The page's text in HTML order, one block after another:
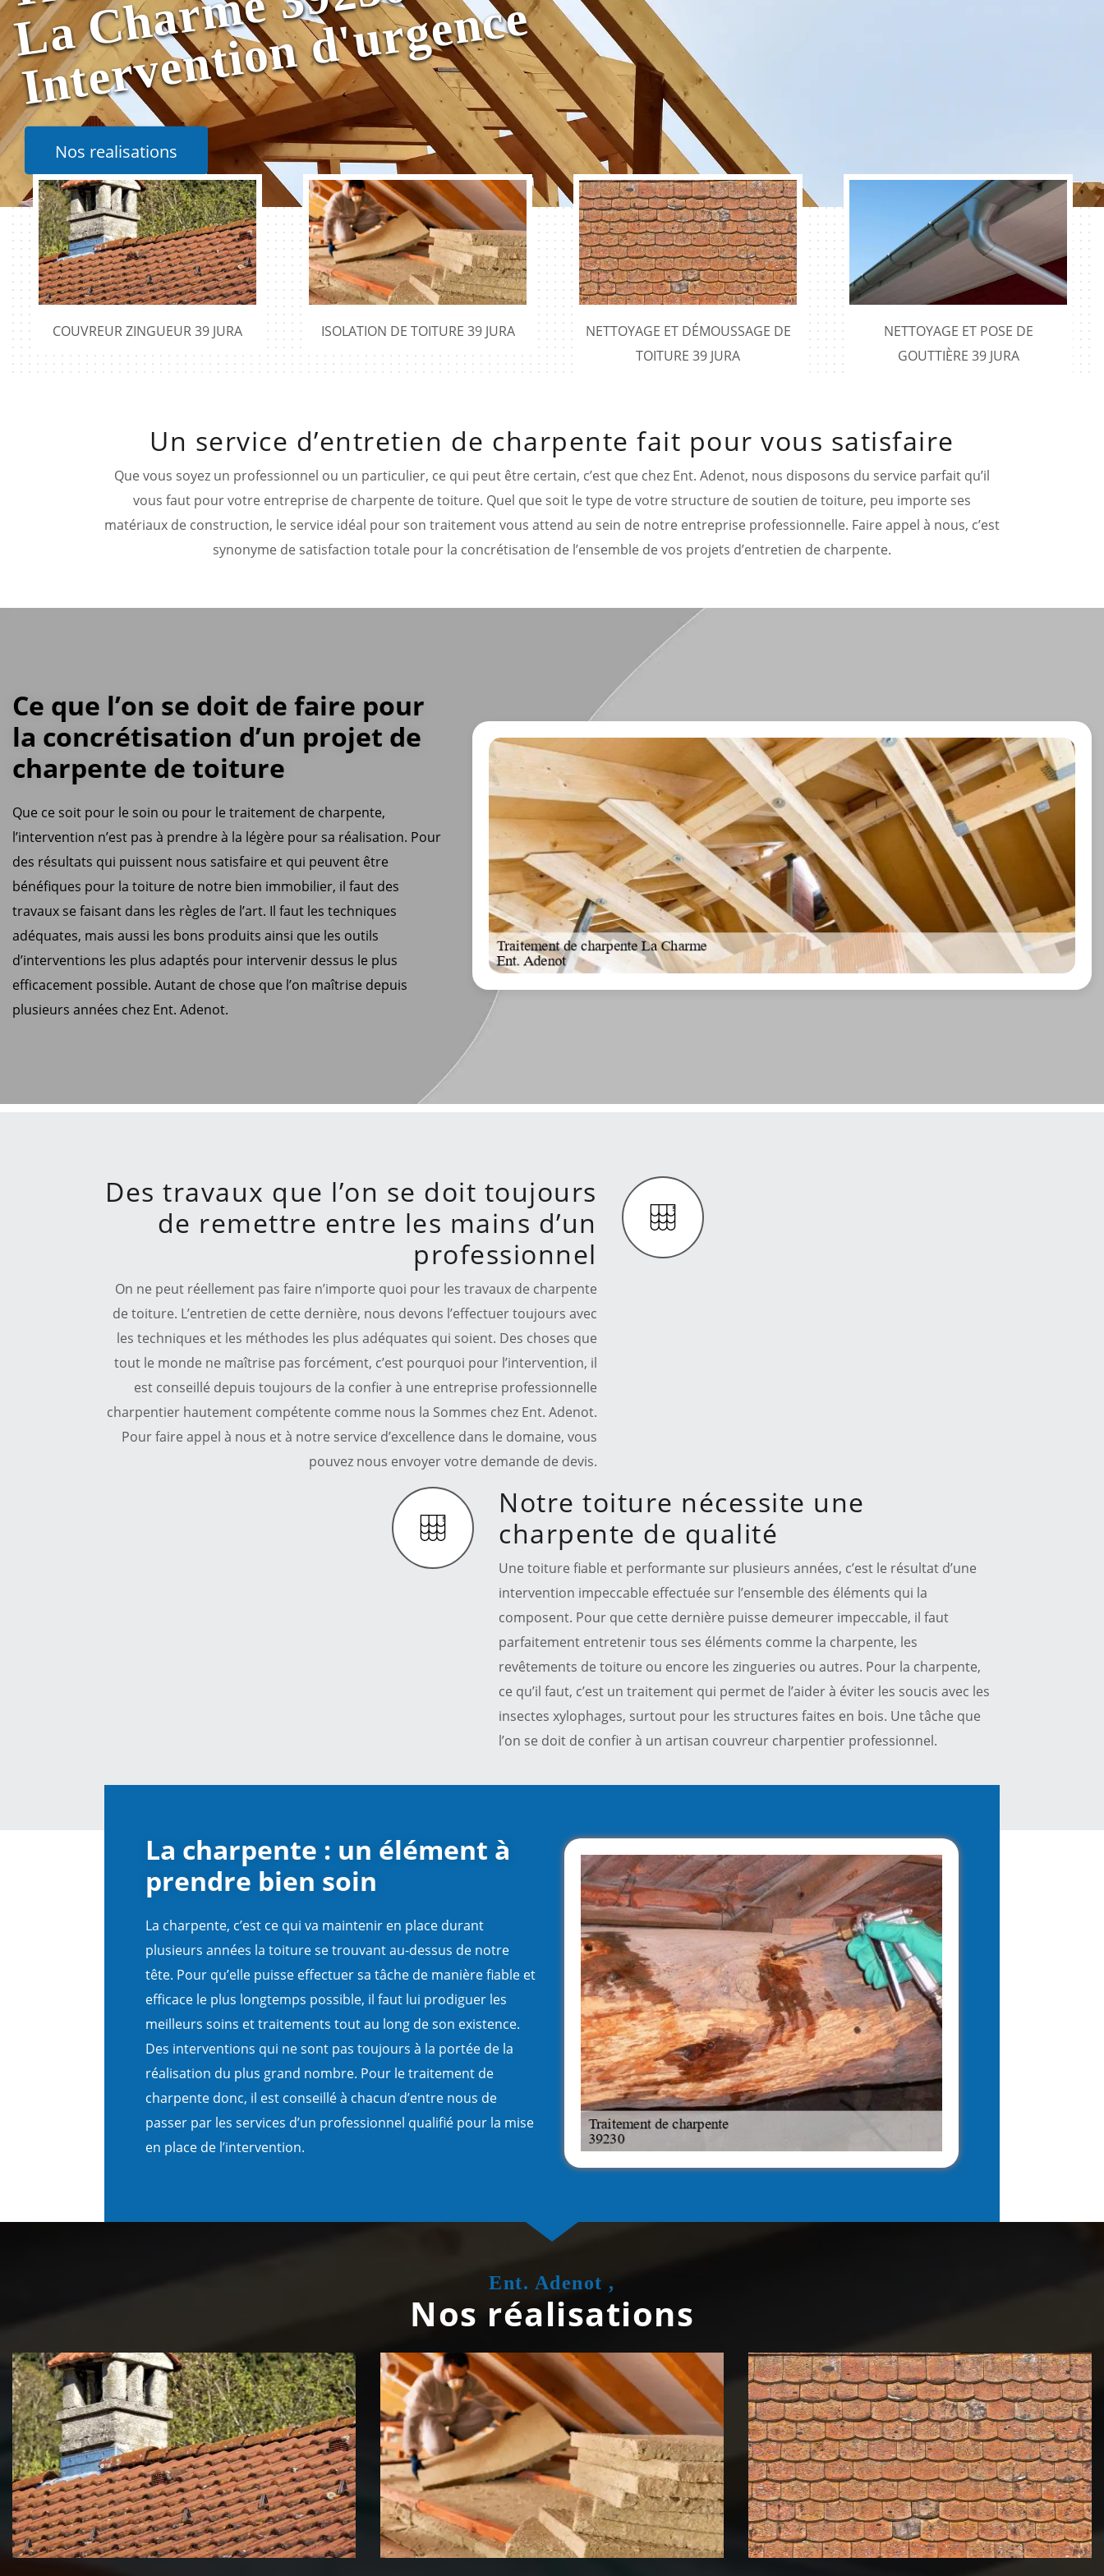
a
e
Nos realisations
COUVREUR ZINGUEUR 39 JURA ISOLATION DE TOITURE 39 JURA
NETTOYAGE ET DÉMOUSSAGE DE
TOITURE 39 JURA
NETTOYAGE ET POSE DE
GOUTTIÈRE 39 JURA
Un service d’entretien de charpente fait pour vous satisfaire
Que vous soyez un professionnel ou un particulier, ce qui peut être certain, c’est que chez Ent. Adenot, nous disposons du service parfait qu’il
vous faut pour votre entreprise de charpente de toiture. Quel que soit le type de votre structure de soutien de toiture, peu importe ses
matériaux de construction, le service idéal pour son traitement vous attend au sein de notre entreprise professionnelle. Faire appel à nous, c’est
synonyme de satisfaction totale pour la concrétisation de l’ensemble de vos projets d’entretien de charpente.
Ce que l’on se doit de faire pour
la concrétisation d’un projet de
charpente de toiture
Que ce soit pour le soin ou pour le traitement de charpente,
l’intervention n’est pas à prendre à la légère pour sa réalisation. Pour
des résultats qui puissent nous satisfaire et qui peuvent être
bénéfiques pour la toiture de notre bien immobilier, il faut des
travaux se faisant dans les règles de l’art. Il faut les techniques
adéquates, mais aussi les bons produits ainsi que les outils
d’interventions les plus adaptés pour intervenir dessus le plus
efficacement possible. Autant de chose que l’on maîtrise depuis
plusieurs années chez Ent. Adenot.
Des travaux que l’on se doit toujours
de remettre entre les mains d’un
professionnel
On ne peut réellement pas faire n’importe quoi pour les travaux de charpente
de toiture. L’entretien de cette dernière, nous devons l’effectuer toujours avec
les techniques et les méthodes les plus adéquates qui soient. Des choses que
tout le monde ne maîtrise pas forcément, c’est pourquoi pour l’intervention, il
est conseillé depuis toujours de la confier à une entreprise professionnelle
charpentier hautement compétente comme nous la Sommes chez Ent. Adenot.
Pour faire appel à nous et à notre service d’excellence dans le domaine, vous
pouvez nous envoyer votre demande de devis.
Notre toiture nécessite une
charpente de qualité
Une toiture fiable et performante sur plusieurs années, c’est le résultat d’une
intervention impeccable effectuée sur l’ensemble des éléments qui la
composent. Pour que cette dernière puisse demeurer impeccable, il faut
parfaitement entretenir tous ses éléments comme la charpente, les
revêtements de toiture ou encore les zingueries ou autres. Pour la charpente,
ce qu’il faut, c’est un traitement qui permet de l’aider à éviter les soucis avec les
insectes xylophages, surtout pour les structures faites en bois. Une tâche que
l’on se doit de confier à un artisan couvreur charpentier professionnel.
La charpente : un élément à
prendre bien soin
La charpente, c’est ce qui va maintenir en place durant
plusieurs années la toiture se trouvant au-dessus de notre
tête. Pour qu’elle puisse effectuer sa tâche de manière fiable et
efficace le plus longtemps possible, il faut lui prodiguer les
meilleurs soins et traitements tout au long de son existence.
Des interventions qui ne sont pas toujours à la portée de la
réalisation du plus grand nombre. Pour le traitement de
charpente donc, il est conseillé à chacun d’entre nous de
passer par les services d’un professionnel qualifié pour la mise
en place de l’intervention.
Ent. Adenot ,
Nos réalisations
Couvreur zingueur 39 Jura Isolation de toiture 39 Jura
Nettoyage et démoussage de
toiture 39 Jura